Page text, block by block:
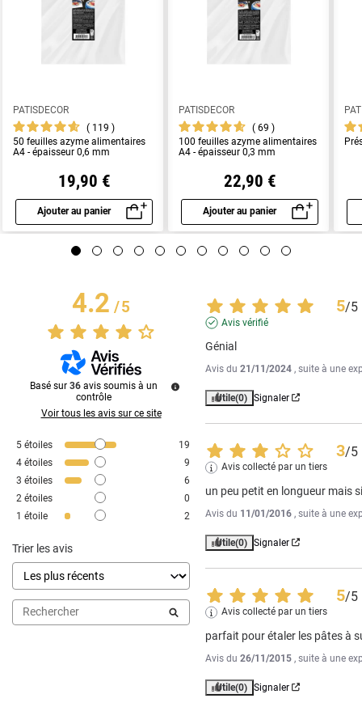
PATISDECOR
119
50 feuilles azyme alimentaires
A4 - épaisseur 0,6 mm
19,90 €
Ajouter au panier
Aperçu rapide
PATISDECOR
69
100 feuilles azyme alimentaires
A4 - épaisseur 0,3 mm
22,90 €
Ajouter au panier
Aperçu rapide
4.2/5
Basé sur 36 avis soumis à un
contrôle
Voir tous les avis sur ce site
5 étoiles
19
4 étoiles
9
3 étoiles
6
2 étoiles
0
1 étoile 2
Trier les avis
5/5
Avis vérifié
Génial
Avis du21/11/2024 , suite à une
Utile(0) Signaler
3/5
Avis collecté par un tiers
un peu petit en longueur mais
Avis du 11/01/2016 , suite à une
Utile(0) Signaler
5/5
Avis collecté par un tiers
parfait pour étaler les pâtes à
Avis du26/11/2015 , suite à une
Utile(0) Signaler